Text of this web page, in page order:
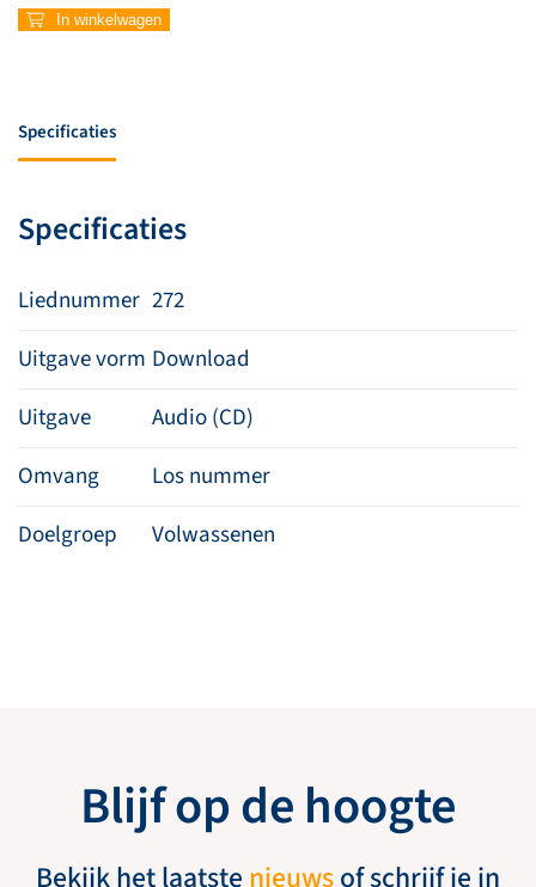
272
U
wel,
aantal
In winkelwagen
Specificaties
Specificaties
Liednummer 272
Uitgave vorm Download
Uitgave
Audio (CD)
Omvang
Los nummer
Doelgroep
Volwassenen
Blijf op de hoogte